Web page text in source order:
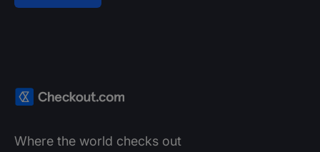
Where the world checks out